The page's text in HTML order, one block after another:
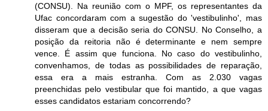
(CONSU). Na reunião com o MPF, os representantes da
Ufac concordaram com a sugestão do 'vestibulinho', mas
disseram que a decisão seria do CONSU. No Conselho, a
posição da reitoria não é determinante e nem sempre
vence. É assim que funciona. No caso do vestibulinho,
convenhamos, de todas as possibilidades de reparação,
essa era a mais estranha. Com as 2.030 vagas
preenchidas pelo vestibular que foi mantido, a que vagas
esses candidatos estariam concorrendo?